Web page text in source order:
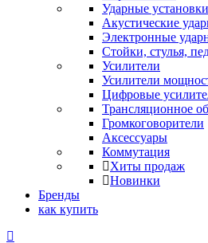
Ударные
Акустические
Электронные
Стойки, стулья,
Усилители
Усилители
Цифровые
Трансляционное
Громкоговорители
Аксессуары
Коммутация
Хиты продаж
Новинки
Бренды
как купить